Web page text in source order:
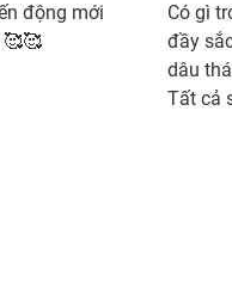
động mới
Có gì
đầy
dâu
Tất cả